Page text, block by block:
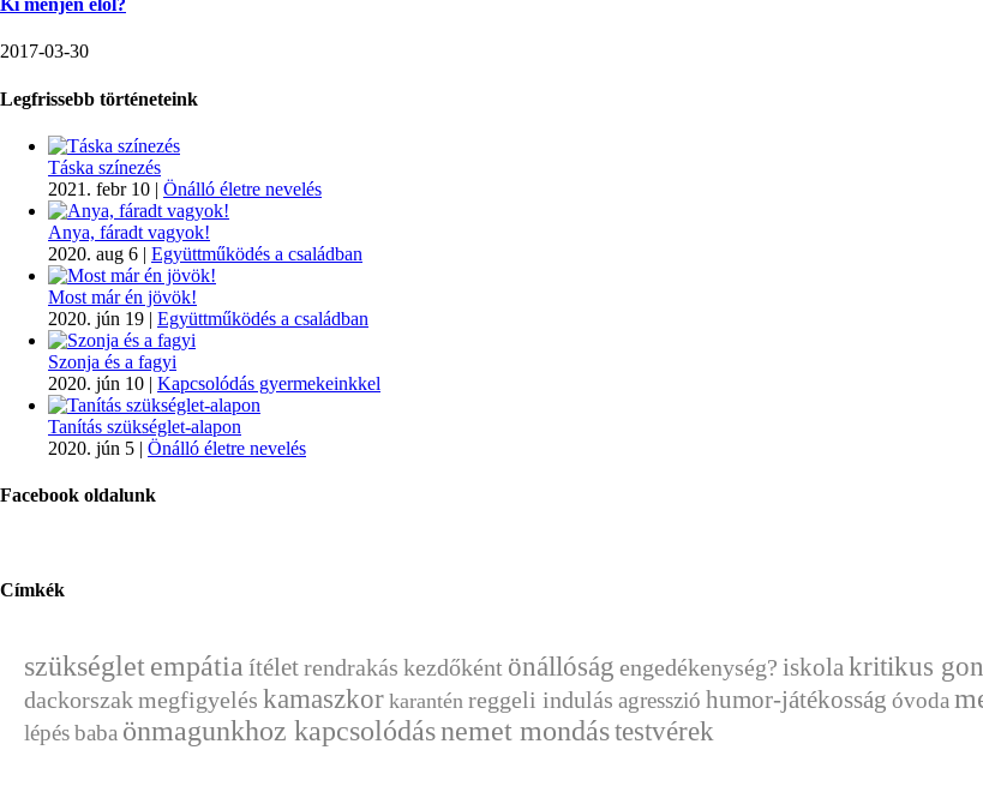
Ki menjen elöl?
2017-03-30
Legfrissebb történeteink
Táska színezés
2021. febr 10 | Önálló életre nevelés
Anya, fáradt vagyok!
2020. aug 6 | Együttműködés a családban
Most már én jövök!
2020. jún 19 | Együttműködés a családban
Szonja és a fagyi
2020. jún 10 | Kapcsolódás gyermekeinkkel
Tanítás szükséglet-alapon
2020. jún 5 | Önálló életre nevelés
Facebook oldalunk
Címkék
szükségletempátia ítéletrendrakás kezdőként önállóság engedékenység? iskola kritikus
dackorszakmegfigyelés kamaszkor karantén reggeli indulás agresszió humor-játékosság óvoda
lépésbaba önmagunkhoz kapcsolódásnemet mondástestvérek